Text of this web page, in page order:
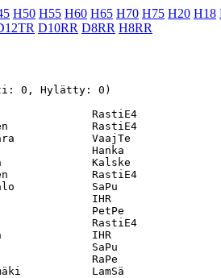
H50 H55 H60 H65 H70 H75 H20 H18
D10RR D8RR H8RR
0, Hylätty: 0)
RastiE4
RastiE4
VaajTe
Hanka
Kalske
RastiE4
SaPu
IHR
PetPe
RastiE4
IHR
SaPu
RaPe
LamSä